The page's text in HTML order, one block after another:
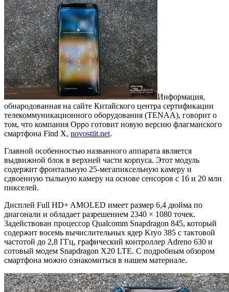
Информация,
обнародованная на сайте Китайского центра сертификации
телекоммуникационного оборудования (TENAA), говорит о
том, что компания Oppo готовит новую версию флагманского
смартфона Find X, novostiit.net.
Главной особенностью названного аппарата является
выдвижной блок в верхней части корпуса. Этот модуль
содержит фронтальную 25-мегапиксельную камеру и
сдвоенную тыльную камеру на основе сенсоров с 16 и 20 млн
пикселей.
Дисплей Full HD+ AMOLED имеет размер 6,4 дюйма по
диагонали и обладает разрешением 2340 × 1080 точек.
Задействован процессор Qualcomm Snapdragon 845, который
содержит восемь вычислительных ядер Kryo 385 с тактовой
частотой до 2,8 ГГц, графический контроллер Adreno 630 и
сотовый модем Snapdragon X20 LTE. С подробным обзором
смартфона можно ознакомиться в нашем материале.